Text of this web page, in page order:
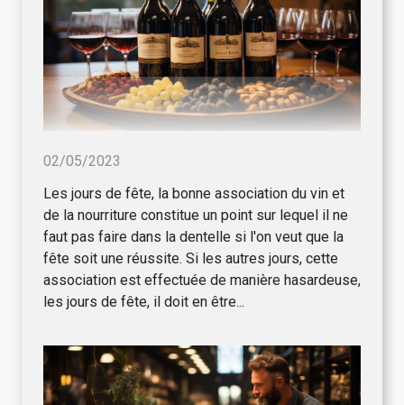
02/05/2023
Les jours de fête, la bonne association du vin et
de la nourriture constitue un point sur lequel il ne
faut pas faire dans la dentelle si l'on veut que la
fête soit une réussite. Si les autres jours, cette
association est effectuée de manière hasardeuse,
les jours de fête, il doit en être...